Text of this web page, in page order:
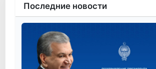
Последние новости